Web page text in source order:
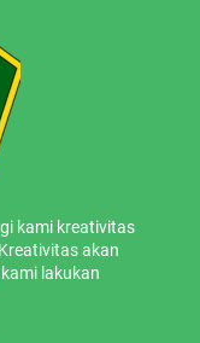
kami kreativitas
akan
lakukan